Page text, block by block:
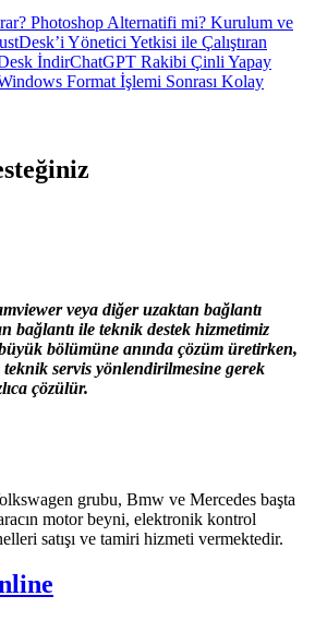
Photoshop Alternatifi mi? Kurulum ve
Yönetici Yetkisi ile Çalıştıran
İndirChatGPT Rakibi Çinli Yapay
Format İşlemi Sonrası Kolay
veya diğer uzaktan bağlantı
bağlantı ile teknik destek hizmetimiz
büyük bölümüne anında çözüm üretirken,
teknik servis yönlendirilmesine gerek
çözülür.
grubu, Bmw ve Mercedes başta
motor beyni, elektronik kontrol
satışı ve tamiri hizmeti vermektedir.